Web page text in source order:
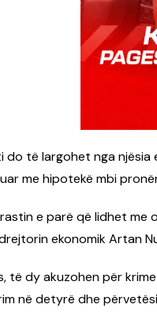
do të largohet nga
me hipotekë mbi
e parë që lidhet me
ekonomik Artan
të dy akuzohen për
në detyrë dhe